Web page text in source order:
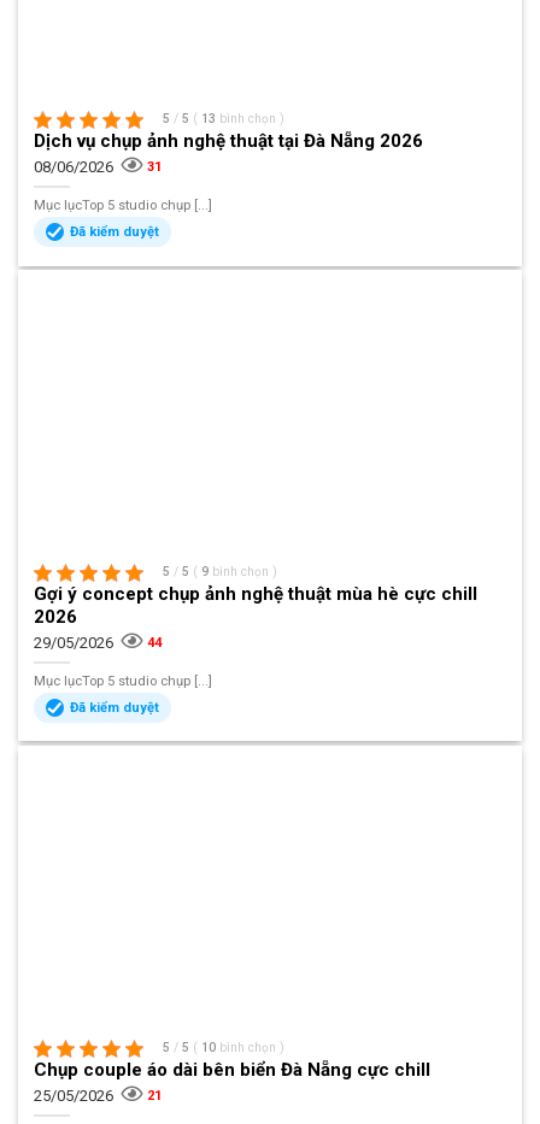
5 / 5 ( 13 bình chọn )
Dịch vụ chụp ảnh nghệ thuật tại Đà Nẵng 2026
08/06/2026 31
Mục lụcTop 5 studio chụp [...]
Đã kiểm duyệt
5 / 5 ( 9 bình chọn )
Gợi ý concept chụp ảnh nghệ thuật mùa hè cực chill
2026
29/05/2026 44
Mục lụcTop 5 studio chụp [...]
Đã kiểm duyệt
5 / 5 ( 10 bình chọn )
Chụp couple áo dài bên biển Đà Nẵng cực chill
25/05/2026 21